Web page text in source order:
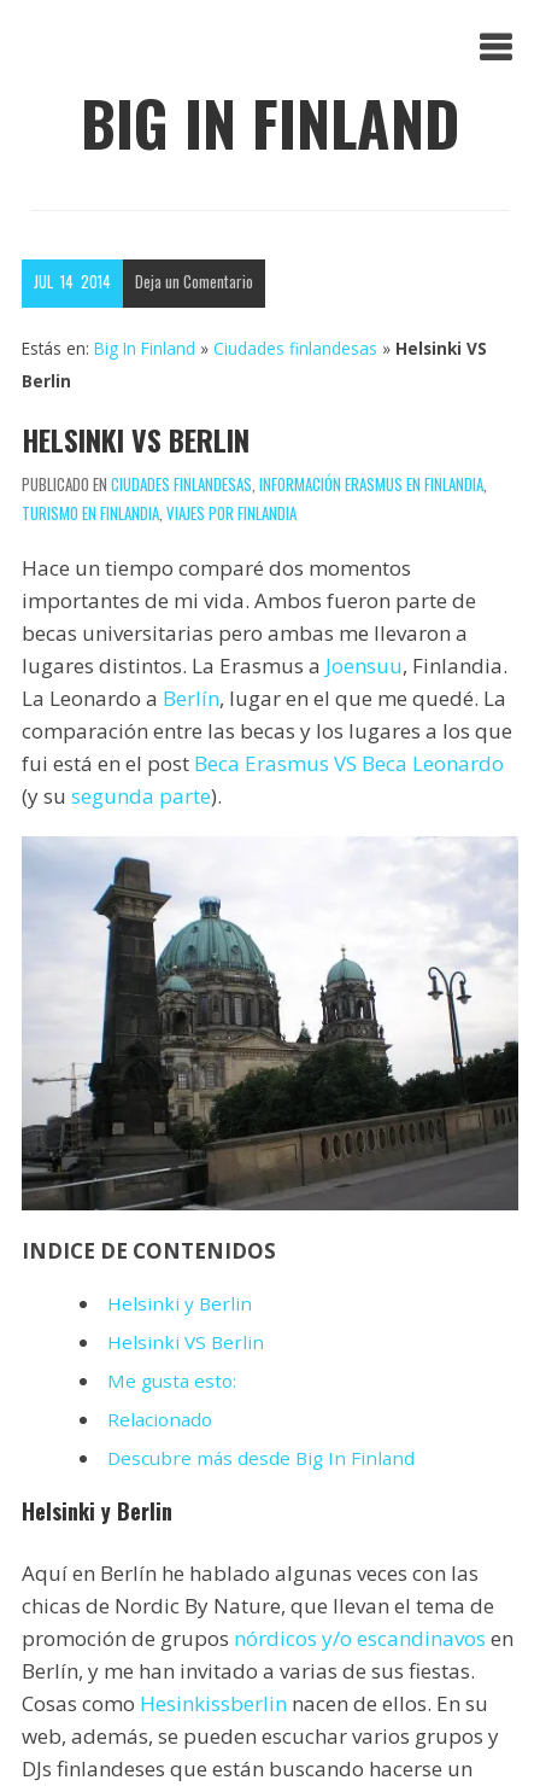
BIG IN FINLAND
JUL 14 2014 Deja un Comentario
Estás en: Big In Finland » Ciudades finlandesas » Helsinki VS
Berlin
HELSINKI VS BERLIN
PUBLICADO EN CIUDADES FINLANDESAS INFORMACIÓN ERASMUS EN FINLANDIA,
TURISMO EN FINLANDIA, VIAJES POR FINLANDIA
Hace un tiempo comparé dos momentos
importantes de mi vida. Ambos fueron parte de
becas universitarias pero ambas me llevaron a
lugares distintos. La Erasmus a Joensuu, Finlandia.
La Leonardo a Berlín, lugar en el que me quedé. La
comparación entre las becas y los lugares a los que
fui está en el post Beca Erasmus VS Beca Leonardo
(y su segunda parte).
INDICE DE CONTENIDOS
Helsinki y Berlin
Helsinki VS Berlin
Me gusta esto:
Relacionado
Descubre más desde Big In Finland
Helsinki y Berlin
Aquí en Berlín he hablado algunas veces con las
chicas de Nordic By Nature, que llevan el tema de
promoción de grupos nórdicos y/o escandinavos en
Berlín, y me han invitado a varias de sus fiestas.
Cosas como Hesinkissberlinnacen de ellos. En su
web, además, se pueden escuchar varios grupos y
DJs finlandeses que están buscando hacerse un